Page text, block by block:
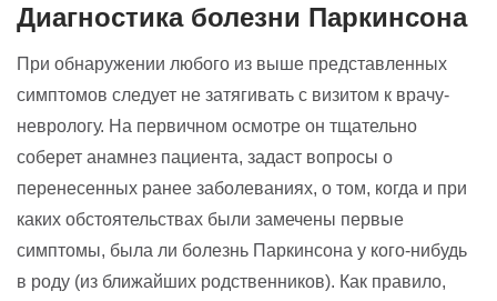
Диагностика болезни Паркинсона
При обнаружении любого из выше представленных
симптомов следует не затягивать с визитом к врачу-
неврологу. На первичном осмотре он тщательно
соберет анамнез пациента, задаст вопросы о
перенесенных ранее заболеваниях, о том, когда и при
каких обстоятельствах были замечены первые
симптомы, была ли болезнь Паркинсона у кого-нибудь
в роду (из ближайших родственников). Как правило,